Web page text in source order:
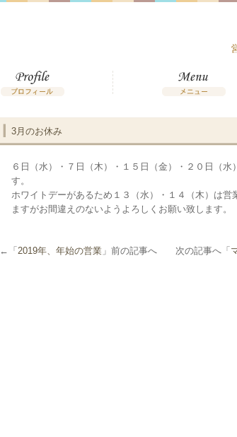
3月のお休み
６日（水）・７日（木）・１５日（金）・２０日（
す。
ホワイトデーがあるため１３（水）・１４（木）は
ますがお間違えのないようよろしくお願い致します。
←「 2019年、年始の営業 」前の記事へ 次の記事へ「